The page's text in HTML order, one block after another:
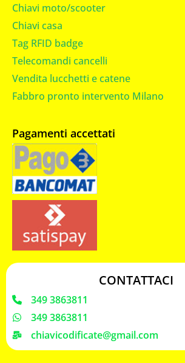
Chiavi moto/scooter
Chiavi casa
Tag RFID badge
Telecomandi cancelli
Vendita lucchetti e catene
Fabbro pronto intervento Milano
Pagamenti accettati
CONTATTACI
349 3863811
349 3863811
chiavicodificate@gmail.com